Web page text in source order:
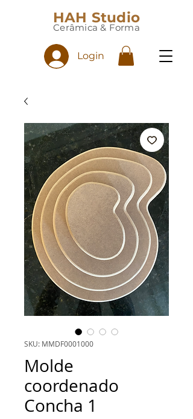
HAH Studio
Cerâmica & Forma
Login
SKU: MMDF0001000
Molde
coordenado
Concha 1